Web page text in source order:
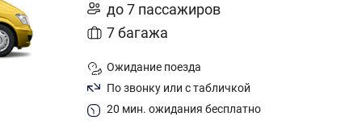
до 7 пассажиров
7 багажа
Ожидание поезда
По звонку или с табличкой
20 мин. ожидания бесплатно